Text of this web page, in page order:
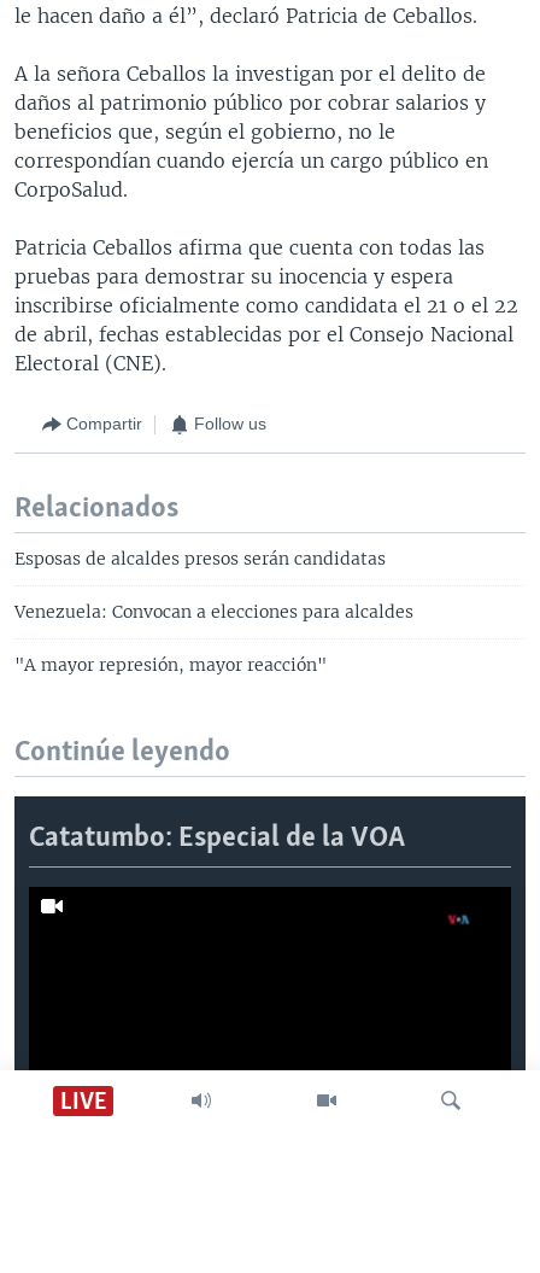
LIVE
le hacen daño a él”, declaró Patricia de Ceballos.
A la señora Ceballos la investigan por el delito de
daños al patrimonio público por cobrar salarios y
beneficios que, según el gobierno, no le
correspondían cuando ejercía un cargo público en
CorpoSalud.
Patricia Ceballos afirma que cuenta con todas las
pruebas para demostrar su inocencia y espera
inscribirse oficialmente como candidata el 21 o el 22
de abril, fechas establecidas por el Consejo Nacional
Electoral (CNE).
Compartir Follow us
Relacionados
Esposas de alcaldes presos serán candidatas
Venezuela: Convocan a elecciones para alcaldes
"A mayor represión, mayor reacción"
Continúe leyendo
Catatumbo: Especial de la VOA